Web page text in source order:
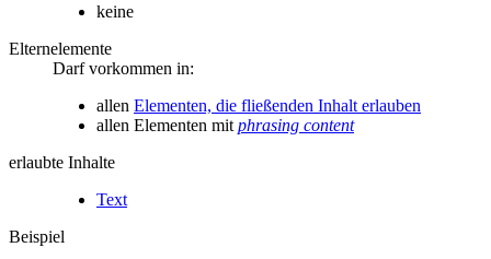
keine
Elternelemente
Darf vorkommen in:
allen Elementen, die fließenden Inhalt erlauben
allen Elementen mit phrasing content
erlaubte Inhalte
Text
Beispiel